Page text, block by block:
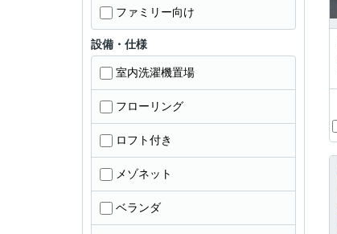
ファミリー向け
設備・仕様
室内洗濯機置場
フローリング
ロフト付き
メゾネット
ベランダ